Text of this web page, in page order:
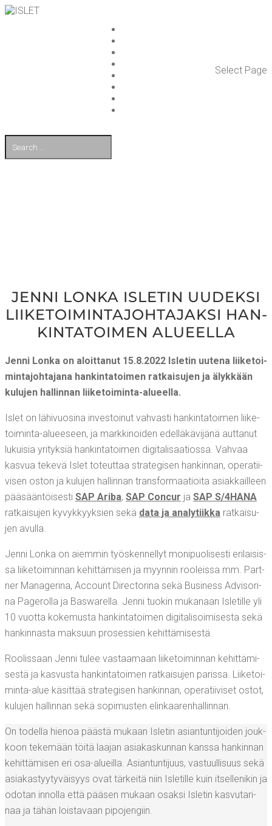
Select Page
JEN­NI LON­KA ISLE­TIN UUDEK­SI
LII­KE­TOI­MIN­TA­JOH­TA­JAK­SI HAN­
KIN­TA­TOI­MEN ALUEELLA
Jen­ni Lon­ka on aloit­ta­nut 15.8.2022 Isle­tin uute­na lii­ke­toi­
min­ta­joh­ta­ja­na han­kin­ta­toi­men rat­kai­su­jen ja älyk­kään
kulu­jen hal­lin­nan liiketoiminta-alueella.
Islet on lähi­vuo­si­na inves­toi­nut vah­vas­ti han­kin­ta­toi­men lii­ke­
toi­min­ta-alu­ee­seen, ja mark­ki­noi­den edel­lä­kä­vi­jä­nä aut­ta­nut
lukui­sia yri­tyk­siä han­kin­ta­toi­men digi­ta­li­saa­tios­sa. Vah­vaa
kas­vua teke­vä Islet toteut­taa stra­te­gi­sen han­kin­nan, ope­ra­tii­
vi­sen oston ja kulu­jen hal­lin­nan trans­for­maa­tioi­ta asiak­kail­leen
pää­sään­töi­ses­ti SAP Ari­ba, SAP Concur ja SAP S/4HANA
rat­kai­su­jen kyvyk­kyyk­sien sekä data ja ana­ly­tiik­ka rat­kai­su­
jen avulla.
Jen­ni Lon­ka on aiem­min työs­ken­nel­lyt moni­puo­li­ses­ti eri­lai­sis­
sa lii­ke­toi­min­nan kehit­tä­mi­sen ja myyn­nin roo­leis­sa mm. Part­
ner Mana­ge­ri­na, Account Direc­to­ri­na sekä Busi­ness Advi­so­ri­
na Page­rol­la ja Baswa­rel­la. Jen­ni tuo­kin muka­naan Isle­til­le yli
10 vuot­ta koke­mus­ta han­kin­ta­toi­men digi­ta­li­soi­mi­ses­ta sekä
han­kin­nas­ta mak­suun pro­ses­sien kehittämisestä.
Roo­lis­saan Jen­ni tulee vas­taa­maan lii­ke­toi­min­nan kehit­tä­mi­
ses­tä ja kas­vus­ta han­kin­ta­toi­men rat­kai­su­jen paris­sa. Lii­ke­toi­
min­ta-alue käsit­tää stra­te­gi­sen han­kin­nan, ope­ra­tii­vi­set ostot,
kulu­jen hal­lin­nan sekä sopi­mus­ten elinkaarenhallinnan.
On todel­la hie­noa pääs­tä mukaan Isle­tin asian­tun­ti­joi­den jouk­
koon teke­mään töi­tä laa­jan asia­kas­kun­nan kans­sa han­kin­nan
kehit­tä­mi­sen eri osa-alueil­la. Asian­tun­ti­juus, vas­tuul­li­suus sekä
asia­kas­tyy­ty­väi­syys ovat tär­kei­tä niin Isle­til­le kuin itsel­le­ni­kin ja
odo­tan innol­la että pää­sen mukaan osak­si Isle­tin kas­vu­ta­ri­
naa ja tähän lois­ta­vaan pipojengiin.